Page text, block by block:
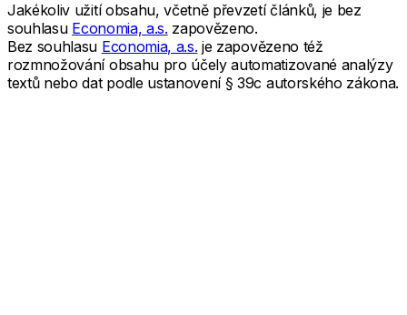
Jakékoliv užití obsahu, včetně převzetí článků, je bez
souhlasu Economia, a.s. zapovězeno.
Bez souhlasu Economia, a.s. je zapovězeno též
rozmnožování obsahu pro účely automatizované analýzy
textů nebo dat podle ustanovení § 39c autorského zákona.